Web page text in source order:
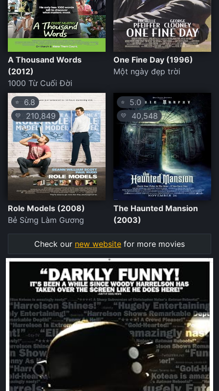
A Thousand Words
(2012)
1000 Từ Cuối Đời
One Fine Day (1996)
Một ngày đẹp trời
⭐ 6.8
💛 210,849
Role Models (2008)
Bẻ Sừng Làm Gương
⭐ 5.0
💛 40,548
The Haunted Mansion
(2003)
Check our new website for more movies